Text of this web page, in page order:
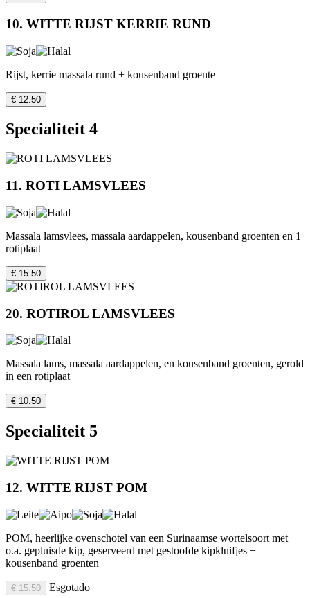
10. WITTE RIJST KERRIE RUND
Rijst, kerrie massala rund + kousenband groente
€ 12.50
Specialiteit 4
11. ROTI LAMSVLEES
Massala lamsvlees, massala aardappelen, kousenband groenten en 1
rotiplaat
€ 15.50
20. ROTIROL LAMSVLEES
Massala lams, massala aardappelen, en kousenband groenten, gerold
in een rotiplaat
€ 10.50
Specialiteit 5
12. WITTE RIJST POM
POM, heerlijke ovenschotel van een Surinaamse wortelsoort met
o.a. gepluisde kip, geserveerd met gestoofde kipkluifjes +
kousenband groenten
€ 15.50 Esgotado